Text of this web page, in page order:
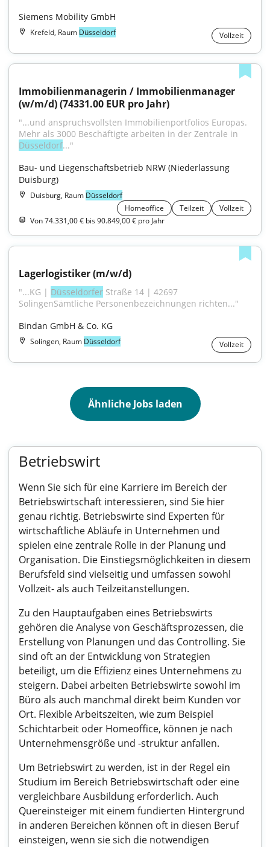
Siemens Mobility GmbH
Krefeld, Raum Düsseldorf Vollzeit
Immobilienmanagerin / Immobilienmanager
(w/m/d) (74331.00 EUR pro Jahr)
"...und anspruchsvollsten Immobilienportfolios Europas.
Düsseldorf..."
Bau- und Liegenschaftsbetrieb NRW (Niederlassung
Duisburg)
Duisburg, Raum Düsseldorf
Homeoffice
Teilzeit
Vollzeit
Von 74.331,00 € bis 90.849,00 € pro Jahr
Lagerlogistiker (m/w/d)
"...KG | Düsseldorfer Straße 14 | 42697
SolingenSämtliche Personenbezeichnungen richten..."
Bindan GmbH & Co. KG
Solingen, Raum Düsseldorf Vollzeit
Ähnliche Jobs laden
Betriebswirt
Wenn Sie sich für eine Karriere im Bereich der
Betriebswirtschaft interessieren, sind Sie hier
genau richtig. Betriebswirte sind Experten für
wirtschaftliche Abläufe in Unternehmen und
spielen eine zentrale Rolle in der Planung und
Organisation. Die Einstiegsmöglichkeiten in diesem
Berufsfeld sind vielseitig und umfassen sowohl
Vollzeit- als auch Teilzeitanstellungen.
Zu den Hauptaufgaben eines Betriebswirts
gehören die Analyse von Geschäftsprozessen, die
Erstellung von Planungen und das Controlling. Sie
sind oft an der Entwicklung von Strategien
beteiligt, um die Effizienz eines Unternehmens zu
steigern. Dabei arbeiten Betriebswirte sowohl im
Büro als auch manchmal direkt beim Kunden vor
Ort. Flexible Arbeitszeiten, wie zum Beispiel
Schichtarbeit oder Homeoffice, können je nach
Unternehmensgröße und -struktur anfallen.
Um Betriebswirt zu werden, ist in der Regel ein
Studium im Bereich Betriebswirtschaft oder eine
vergleichbare Ausbildung erforderlich. Auch
Quereinsteiger mit einem fundierten Hintergrund
in anderen Bereichen können oft in diesen Beruf
einsteigen, wenn sie sich die notwendigen